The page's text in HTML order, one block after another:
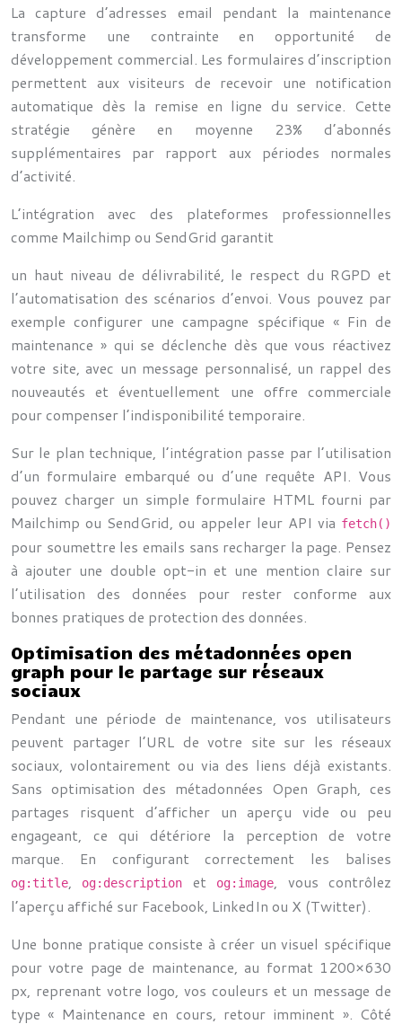
La capture d’adresses email pendant la maintenance
transforme une contrainte en opportunité de
développement commercial. Les formulaires d’inscription
permettent aux visiteurs de recevoir une notification
automatique dès la remise en ligne du service. Cette
stratégie génère en moyenne 23% d’abonnés
supplémentaires par rapport aux périodes normales
d’activité.
L’intégration avec des plateformes professionnelles
comme Mailchimp ou SendGrid garantit
un haut niveau de délivrabilité, le respect du RGPD et
l’automatisation des scénarios d’envoi. Vous pouvez par
exemple configurer une campagne spécifique « Fin de
maintenance » qui se déclenche dès que vous réactivez
votre site, avec un message personnalisé, un rappel des
nouveautés et éventuellement une offre commerciale
pour compenser l’indisponibilité temporaire.
Sur le plan technique, l’intégration passe par l’utilisation
d’un formulaire embarqué ou d’une requête API. Vous
pouvez charger un simple formulaire HTML fourni par
Mailchimp ou SendGrid, ou appeler leur API via fetch()
pour soumettre les emails sans recharger la page. Pensez
à ajouter une double opt-in et une mention claire sur
l’utilisation des données pour rester conforme aux
bonnes pratiques de protection des données.
Optimisation des métadonnées open
graph pour le partage sur réseaux
sociaux
Pendant une période de maintenance, vos utilisateurs
peuvent partager l’URL de votre site sur les réseaux
sociaux, volontairement ou via des liens déjà existants.
Sans optimisation des métadonnées Open Graph, ces
partages risquent d’afficher un aperçu vide ou peu
engageant, ce qui détériore la perception de votre
marque. En configurant correctement les balises
og:title, og:description et og:image, vous contrôlez
l’aperçu affiché sur Facebook, LinkedIn ou X (Twitter).
Une bonne pratique consiste à créer un visuel spécifique
pour votre page de maintenance, au format 1200×630
px, reprenant votre logo, vos couleurs et un message de
type « Maintenance en cours, retour imminent ». Côté